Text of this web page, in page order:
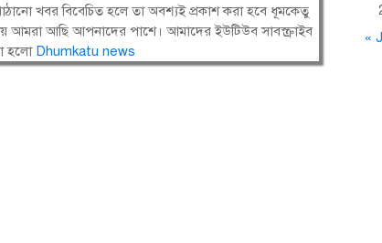
খবর বিবেচিত হলে তা অবশ্যই প্রকাশ করা হবে ধূমকেতু
আমরা আছি আপনাদের পাশে। আমাদের ইউটিউব সাবস্ক্রাইব
হলো Dhumkatu news
«